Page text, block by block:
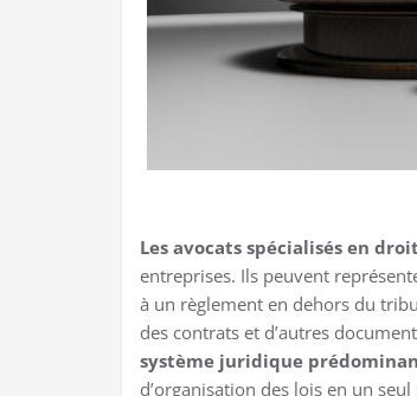
Les avocats spécialisés en
entreprises. Ils peuvent
à un règlement en dehors du
des contrats et d’autres
système juridique
d’organisation des lois en un